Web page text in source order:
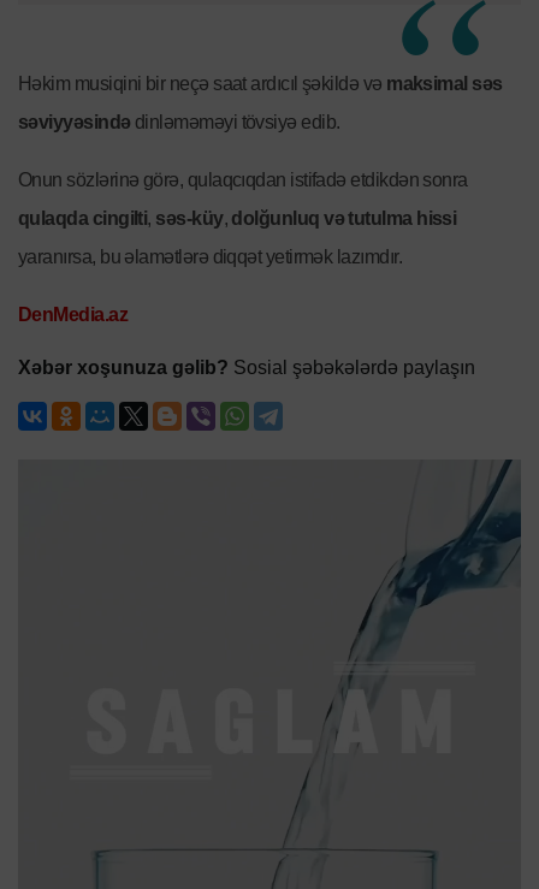
Həkim musiqini bir neçə saat ardıcıl şəkildə və maksimal səs
səviyyəsində dinləməməyi tövsiyə edib.
Onun sözlərinə görə, qulaqcıqdan istifadə etdikdən sonra
qulaqda cingilti, səs-küy, dolğunluq və tutulma hissi
yaranırsa, bu əlamətlərə diqqət yetirmək lazımdır.
DenMedia.az
Xəbər xoşunuza gəlib? Sosial şəbəkələrdə paylaşın